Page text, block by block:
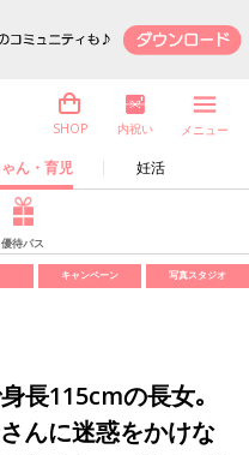
ん・育児 妊活
SHOP 内祝い メニュー
優待パス
キャンペーン 写真スタジオ
長115cmの長女｡
んに迷惑をかけな